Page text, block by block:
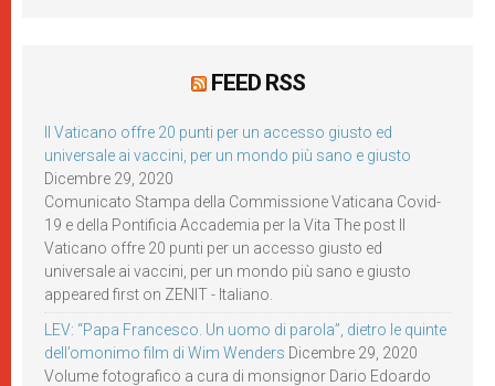
FEED RSS
Il Vaticano offre 20 punti per un accesso giusto ed
universale ai vaccini, per un mondo più sano e giusto
Dicembre 29, 2020
Comunicato Stampa della Commissione Vaticana Covid-
19 e della Pontificia Accademia per la Vita The post Il
Vaticano offre 20 punti per un accesso giusto ed
universale ai vaccini, per un mondo più sano e giusto
appeared first on ZENIT - Italiano.
LEV: “Papa Francesco. Un uomo di parola”, dietro le quinte
dell’omonimo film di Wim Wenders Dicembre 29, 2020
Volume fotografico a cura di monsignor Dario Edoardo